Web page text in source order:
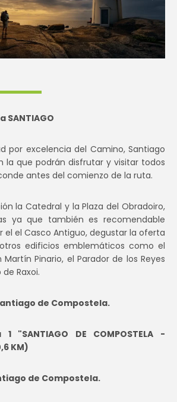
SANTIAGO
por excelencia del Camino, Santiago
la que podrán disfrutar y visitar todos
antes del comienzo de la ruta.
la Catedral y la Plaza del Obradoiro,
ya que también es recomendable
el el Casco Antiguo, degustar la oferta
edificios emblemáticos como el
Pinario, el Parador de los Reyes
Raxoi.
de Compostela.
"SANTIAGO DE COMPOSTELA -
KM)
de Compostela.